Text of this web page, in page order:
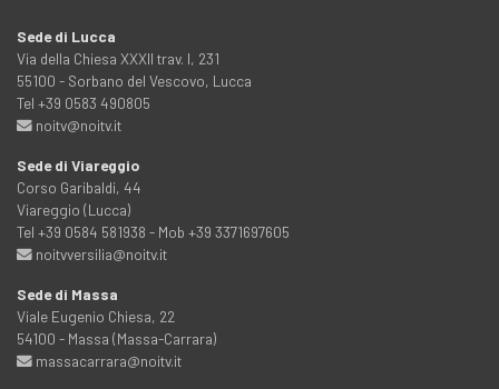
Sede di Lucca
Via della Chiesa XXXII trav. I, 231
55100 - Sorbano del Vescovo, Lucca
Tel +39 0583 490805
noitv@noitv.it
Sede di Viareggio
Corso Garibaldi, 44
Viareggio (Lucca)
Tel +39 0584 581938 - Mob +39 3371697605
noitvversilia@noitv.it
Sede di Massa
Viale Eugenio Chiesa, 22
54100 - Massa (Massa-Carrara)
massacarrara@noitv.it